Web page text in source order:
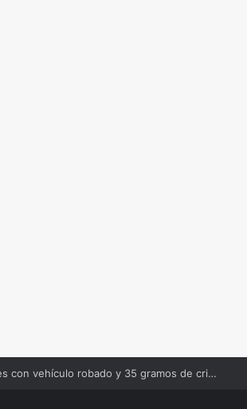
Detienen a tres con vehículo robado y 35 gramos de cristal